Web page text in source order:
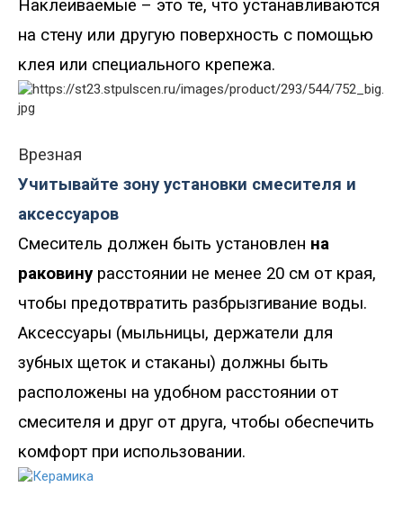
Наклеиваемые – это те, что устанавливаются
на стену или другую поверхность с помощью
клея или специального крепежа.
Врезная
Учитывайте зону установки смесителя и
аксессуаров
Смеситель должен быть установлен на
раковинурасстоянии не менее 20 см от края,
чтобы предотвратить разбрызгивание воды.
Аксессуары (мыльницы, держатели для
зубных щеток и стаканы) должны быть
расположены на удобном расстоянии от
смесителя и друг от друга, чтобы обеспечить
комфорт при использовании.